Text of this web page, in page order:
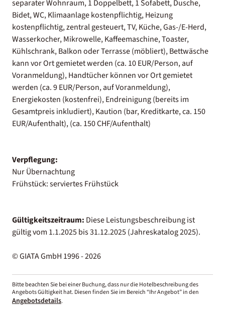
separater Wohnraum, 1 Doppelbett, 1 Sofabett, Dusche,
Bidet, WC, Klimaanlage kostenpflichtig, Heizung
kostenpflichtig, zentral gesteuert, TV, Küche, Gas-/E-Herd,
Wasserkocher, Mikrowelle, Kaffeemaschine, Toaster,
Kühlschrank, Balkon oder Terrasse (möbliert), Bettwäsche
kann vor Ort gemietet werden (ca. 10 EUR/Person, auf
Voranmeldung), Handtücher können vor Ort gemietet
werden (ca. 9 EUR/Person, auf Voranmeldung),
Energiekosten (kostenfrei), Endreinigung (bereits im
Gesamtpreis inkludiert), Kaution (bar, Kreditkarte, ca. 150
EUR/Aufenthalt), (ca. 150 CHF/Aufenthalt)
Verpflegung:
Nur Übernachtung
Frühstück: serviertes Frühstück
Gültigkeitszeitraum: Diese Leistungsbeschreibung ist
gültig vom 1.1.2025 bis 31.12.2025 (Jahreskatalog 2025).
© GIATA GmbH 1996 - 2026
Bitte beachten Sie bei einer Buchung, dass nur die Hotelbeschreibung des
Angebots Gültigkeit hat. Diesen finden Sie im Bereich “Ihr Angebot” in den
Angebotsdetails.